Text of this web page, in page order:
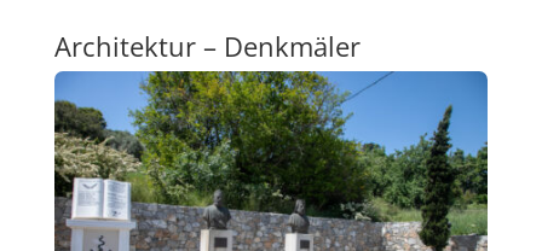
Architektur – Denkmäler